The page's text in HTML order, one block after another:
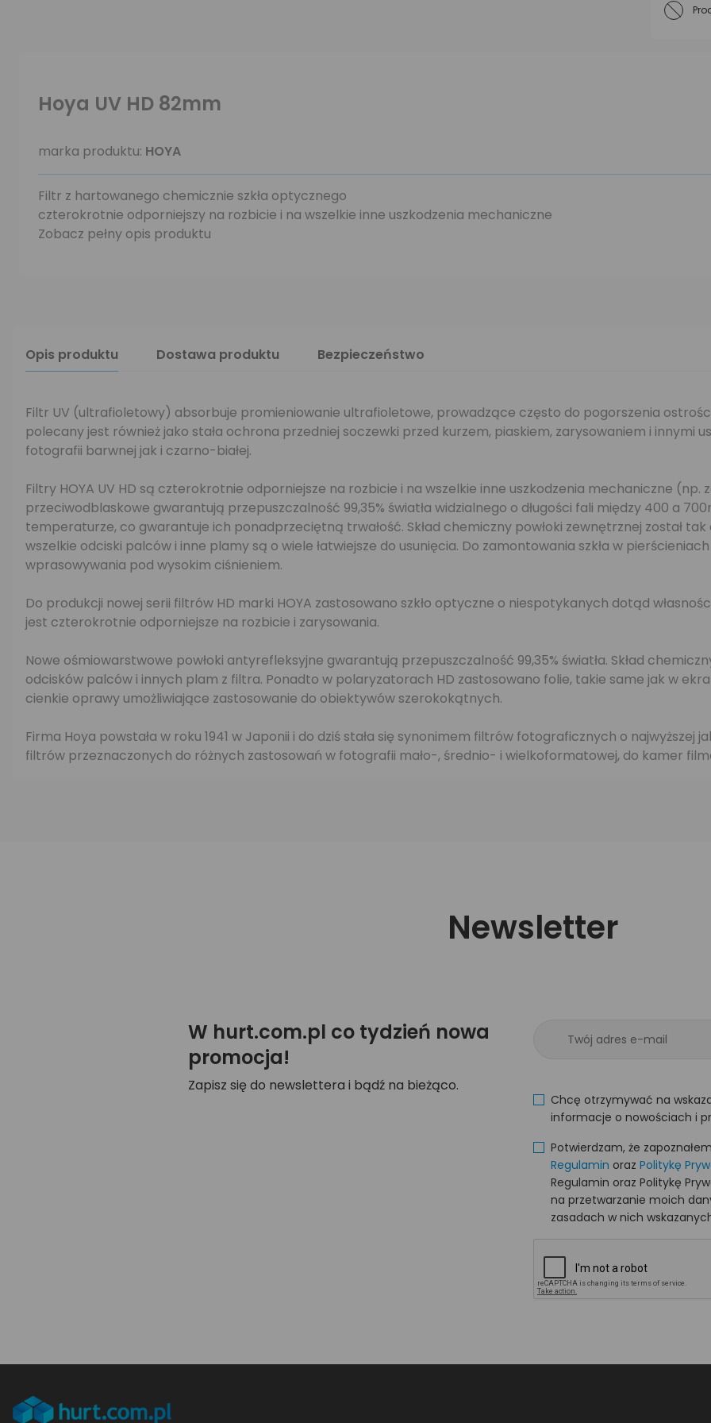
Hoya UV HD 82mm
marka produktu: HOYA
Filtr z hartowanego chemicznie szkła optycznego
czterokrotnie odporniejszy na rozbicie i na wszelkie inne uszkodzenia mechaniczne
Zobacz pełny opis produktu
Opis produktu Dostawa produktu Bezpieczeństwo
Filtr UV (ultrafioletowy) absorbuje promieniowanie ultrafioletowe, prowadzące często do pogorszenia
polecany jest również jako stała ochrona przedniej soczewki przed kurzem, piaskiem, zarysowaniem i innymi
fotografii barwnej jak i czarno-białej.
Filtry HOYA UV HD są czterokrotnie odporniejsze na rozbicie i na wszelkie inne uszkodzenia mechaniczne (np.
przeciwodblaskowe gwarantują przepuszczalność 99,35% światła widzialnego o długości fali między 400 a
temperaturze, co gwarantuje ich ponadprzeciętną trwałość. Skład chemiczny powłoki zewnętrznej został tak
wszelkie odciski palców i inne plamy są o wiele łatwiejsze do usunięcia. Do zamontowania szkła w
wprasowywania pod wysokim ciśnieniem.
Do produkcji nowej serii filtrów HD marki HOYA zastosowano szkło optyczne o niespotykanych dotąd
jest czterokrotnie odporniejsze na rozbicie i zarysowania.
Nowe ośmiowarstwowe powłoki antyrefleksyjne gwarantują przepuszczalność 99,35% światła. Skład
odcisków palców i innych plam z filtra. Ponadto w polaryzatorach HD zastosowano folie, takie same jak w
cienkie oprawy umożliwiające zastosowanie do obiektywów szerokokątnych.
Firma Hoya powstała w roku 1941 w Japonii i do dziś stała się synonimem filtrów fotograficznych o najwyższej
filtrów przeznaczonych do różnych zastosowań w fotografii mało-, średnio- i wielkoformatowej, do kamer
Newsletter
W hurt.com.pl co tydzień nowa
promocja!
Zapisz się do newslettera i bądź na bieżąco.
Chcę otrzymywać na
informacje o nowościach i
Potwierdzam, że
Regulamin oraz Politykę
Regulamin oraz Politykę
na przetwarzanie moich
zasadach w nich